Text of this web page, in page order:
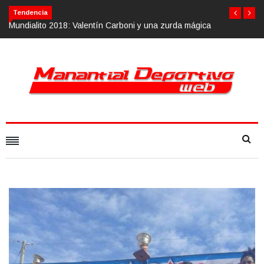
Tendencia
Calvario Race 2018, 10 de noviembre